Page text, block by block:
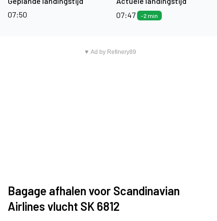
07:50
07:47
-2 min
▼ Ad by Refinery89
Bagage afhalen voor Scandinavian
Airlines vlucht SK 6812